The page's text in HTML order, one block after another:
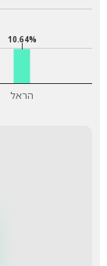
הראל
10.64%